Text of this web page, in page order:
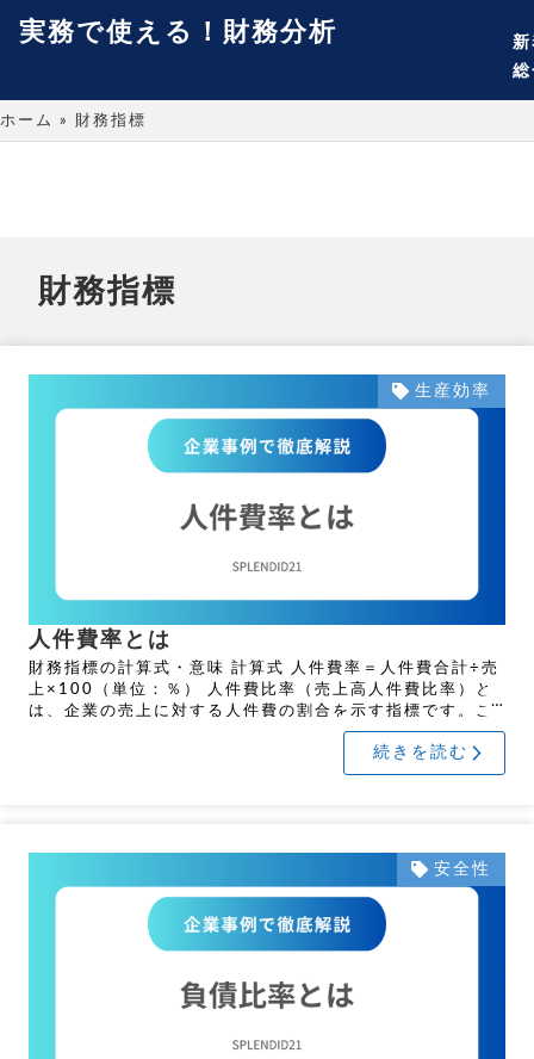
実務で使える！財務分析
ホーム » 財務指標
財務指標
生産効率
人件費率とは
財務指標の計算式・意味 計算式 人件費率＝人件費合計÷売
上×100（単位：％） 人件費比率（売上高人件費比率）と
は、企業の売上に対する人件費の割合を示す指標です。こ
の比率が高いほど、売上に対して人件費の負担が大きいこ
続きを読む
安全性